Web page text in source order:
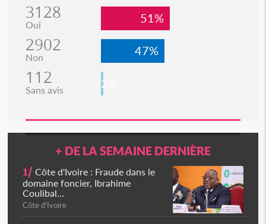
3128
Oui 51%
2902
Non 47%
112
Sans avis 2%
+ DE LA SEMAINE DERNIÈRE
1/ Côte d'Ivoire : Fraude dans le
domaine foncier, Ibrahime
Coulibal...
Côte d'Ivoire